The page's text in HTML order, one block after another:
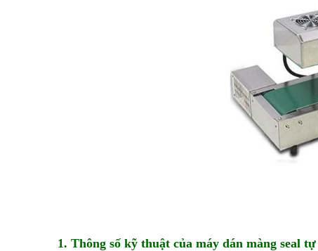
1. Thông số kỹ thuật của máy dán màng seal